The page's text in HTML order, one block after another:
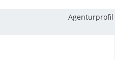
Agenturprofil